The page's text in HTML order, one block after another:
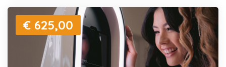
€ 625,00